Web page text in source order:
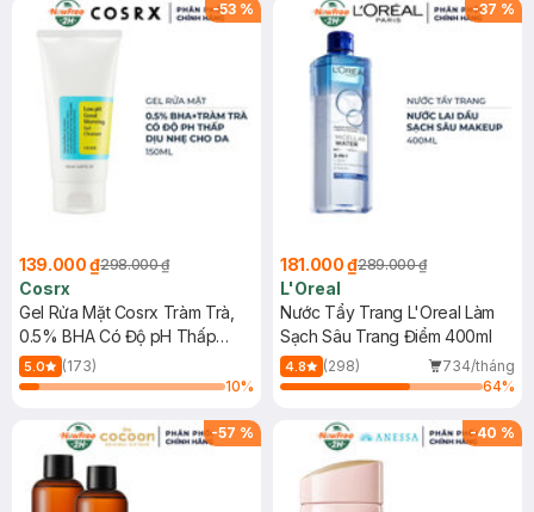
-53 %
139.000 ₫298.000 ₫
Cosrx
Gel Rửa Mặt Cosrx Tràm Trà,
0.5% BHA Có Độ pH Thấp
150ml
5.0
(173)
10%
-37 %
181.000 ₫289.000 ₫
L'Oreal
Nước Tẩy Trang L'Oreal Làm
Sạch Sâu Trang Điểm 400ml
4.8 (298)
734/tháng
64%
-57 % -40 %